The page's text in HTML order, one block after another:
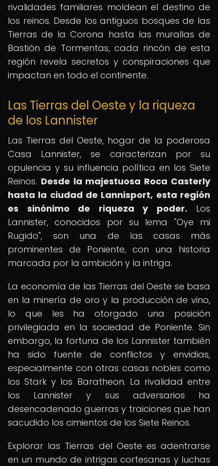
rivalidades familiares moldean el destino de
los reinos. Desde los antiguos bosques de las
Tierras de la Corona hasta las murallas de
Bastión de Tormentas, cada rincón de esta
región revela secretos y conspiraciones que
impactan en todo el continente.
Las Tierras del Oeste y la riqueza
de los Lannister
Las Tierras del Oeste, hogar de la poderosa
Casa Lannister, se caracterizan por su
opulencia y su influencia política en los Siete
Reinos. Desde la majestuosa Roca Casterly
hasta la ciudad de Lannisport, esta región
es sinónimo de riqueza y poder. Los
Lannister, conocidos por su lema "Oye mi
Rugido", son una de las casas más
prominentes de Poniente, con una historia
marcada por la ambición y la intriga.
La economía de las Tierras del Oeste se basa
en la minería de oro y la producción de vino,
lo que les ha otorgado una posición
privilegiada en la sociedad de Poniente. Sin
embargo, la fortuna de los Lannister también
ha sido fuente de conflictos y envidias,
especialmente con otras casas nobles como
los Stark y los Baratheon. La rivalidad entre
los Lannister y sus adversarios ha
desencadenado guerras y traiciones que han
sacudido los cimientos de los Siete Reinos.
Explorar las Tierras del Oeste es adentrarse
en un mundo de intrigas cortesanas y luchas